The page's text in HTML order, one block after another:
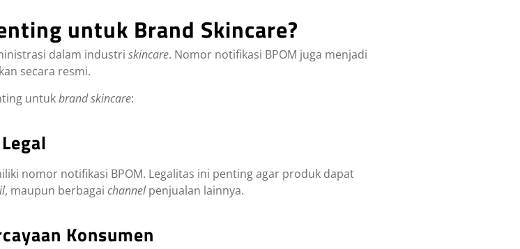
untuk Brand Skincare?
dalam industri skincare. Nomor notifikasi BPOM juga menjadi
secara resmi.
untukbrand skincare:
nomor notifikasi BPOM. Legalitas ini penting agar produk dapat
, maupun berbagai channelpenjualan lainnya.
Konsumen